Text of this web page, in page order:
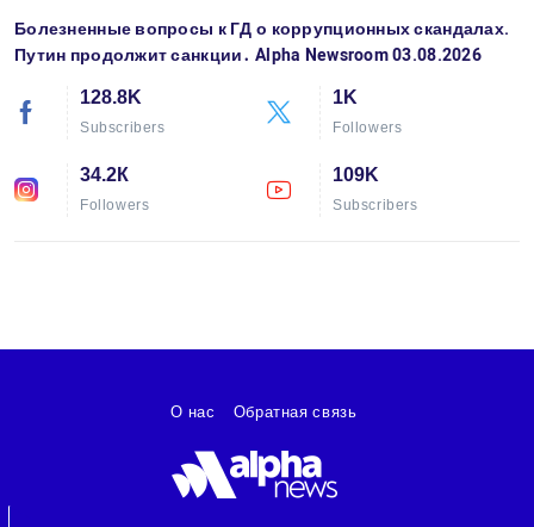
Болезненные вопросы к ГД о коррупционных скандалах.
Путин продолжит санкции․ Alpha Newsroom 03.08.2026
128.8K
Subscribers
1K
Followers
34.2К
Followers
109K
Subscribers
О нас Обратная связь